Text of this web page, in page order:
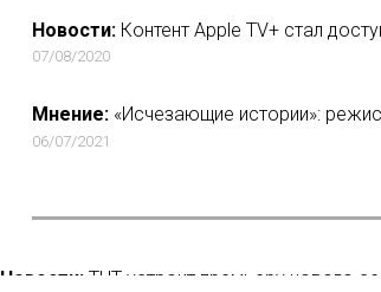
Новости:Контент Apple TV+ стал
07/08/2020
Мнение:«Исчезающие истории»:
06/07/2021
Новости: ТНТ устроит премьеру нового